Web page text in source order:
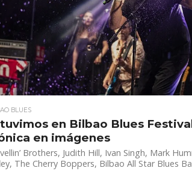
BLUES
en Bilbao Blues
en imágenes
Brothers, Judith Hill, Ivan Singh, Mark
The Cherry Boppers, Bilbao All Star Blues